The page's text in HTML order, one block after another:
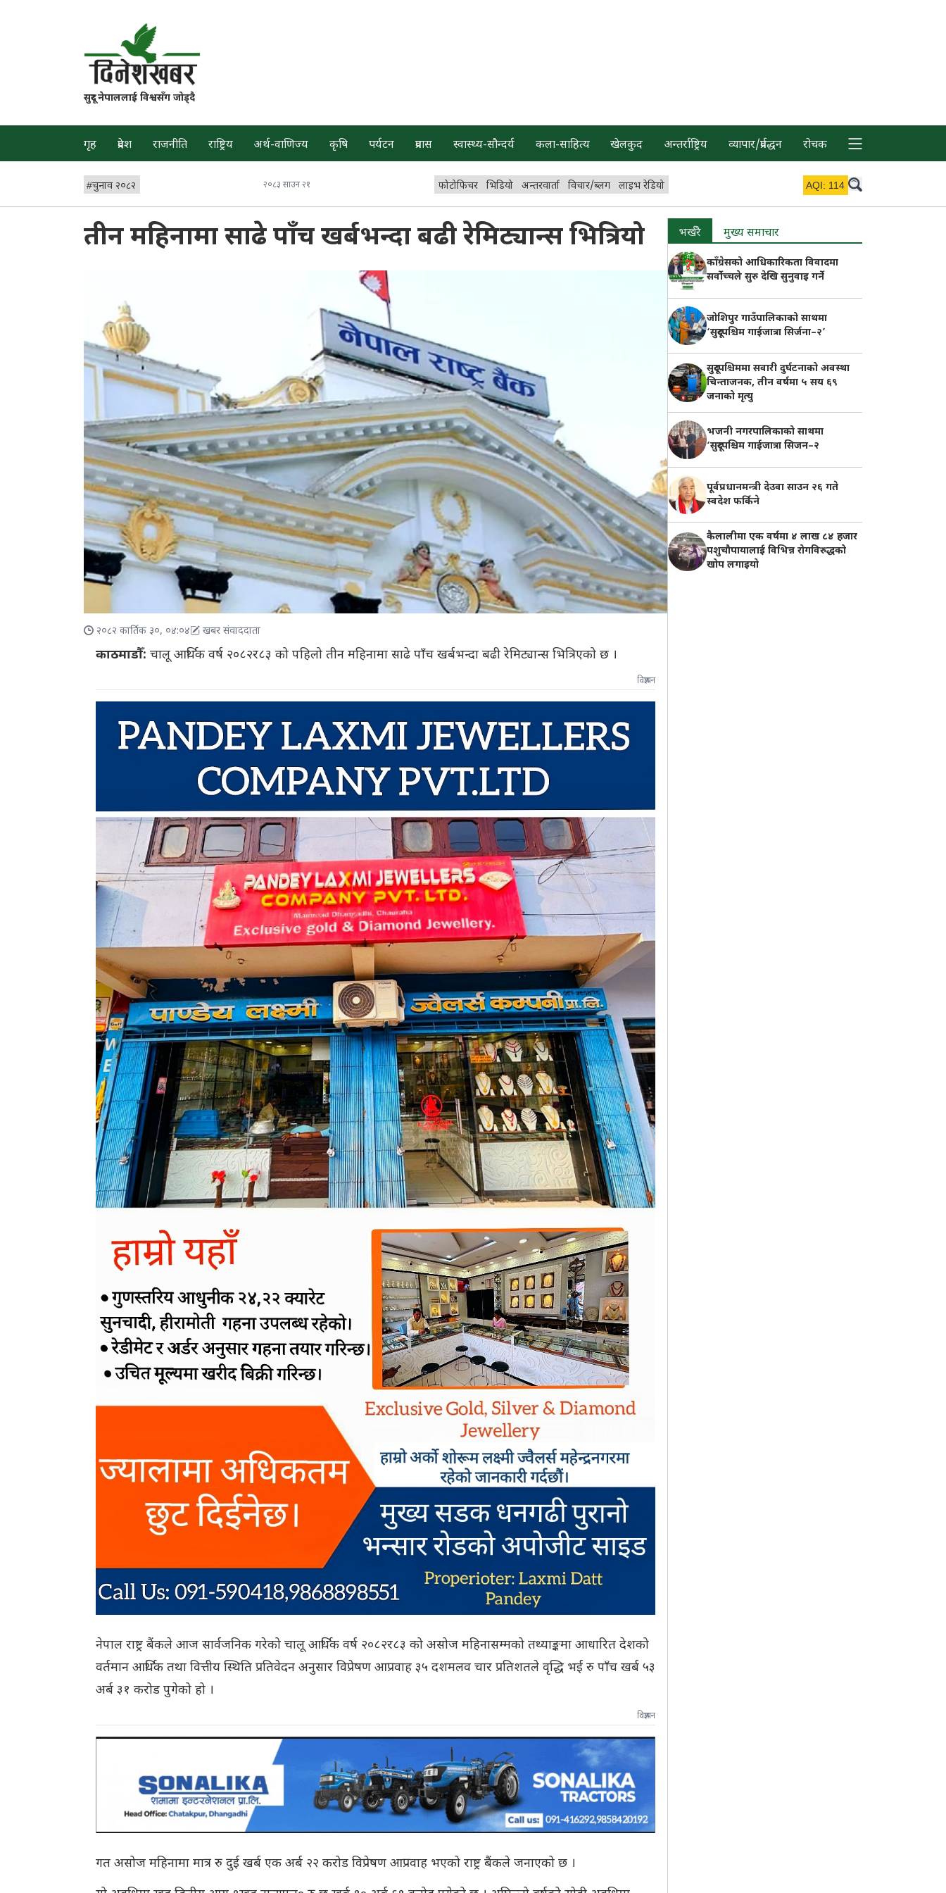
सुदूर नेपाललाई विश्वसँग जोड्दै
गृह प्रदेश राजनीति राष्ट्रिय अर्थ-वाणिज्य कृषि पर्यटन प्रवास स्वास्थ्य-सौन्दर्य कला-साहित्य खेलकुद अन्तर्राष्ट्रिय व्यापार/प्रर्वद्धन रोचक
#चुनाव २०८२ २०८३ साउन २१ फोटोफिचर भिडियो अन्तरवार्ता विचार/ब्लग लाइभ रेडियो AQI: 114
तीन महिनामा साढे पाँच खर्बभन्दा बढी रेमिट्यान्स भित्रियो
२०८२ कार्तिक ३०, ०४:०४ खबर संवाददाता
काठमाडौँ: चालू आर्थिक वर्ष २०८२र८३ को पहिलो तीन महिनामा साढे पाँच खर्बभन्दा बढी रेमिट्यान्स भित्रिएको छ ।
विज्ञापन
नेपाल राष्ट्र बैंकले आज सार्वजनिक गरेको चालू आर्थिक वर्ष २०८२र८३ को असोज महिनासम्मको तथ्याङ्कमा आधारित देशको
वर्तमान आर्थिक तथा वित्तीय स्थिति प्रतिवेदन अनुसार विप्रेषण आप्रवाह ३५ दशमलव चार प्रतिशतले वृद्धि भई रु पाँच खर्ब ५३
अर्ब ३१ करोड पुगेको हो ।
विज्ञापन
गत असोज महिनामा मात्र रु दुई खर्ब एक अर्ब २२ करोड विप्रेषण आप्रवाह भएको राष्ट्र बैंकले जनाएको छ ।
भर्खरै मुख्य समाचार
काँग्रेसको आधिकारिकता विवादमा
सर्वोच्चले सुरु देखि सुनुवाइ गर्ने
जोशिपुर गाउँपालिकाको साथमा
‘सुदूरपश्चिम गाईजात्रा सिर्जना–२’
सुदूरपश्चिममा सवारी दुर्घटनाको अवस्था
चिन्ताजनक, तीन वर्षमा ५ सय ६९
जनाको मृत्यु
भजनी नगरपालिकाको साथमा
‘सुदूरपश्चिम गाईजात्रा सिजन–२
पूर्वप्रधानमन्त्री देउवा साउन २६ गते
स्वदेश फर्किने
कैलालीमा एक वर्षमा ४ लाख ८४ हजार
पशुचौपायालाई विभिन्न रोगविरुद्धको
खोप लगाइयाे